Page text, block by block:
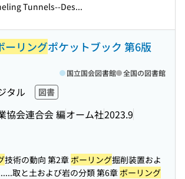
Tunnels--Des...
ーリングポケットブック 第6版
タル 図書
協会連合会 編オーム社2023.9
国立国会図書館 全国の図書館
技術の動向 第2章 ボーリング掘削装置およ
...取と土および岩の分類 第6章 ボーリング